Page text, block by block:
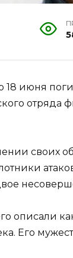
18 июня
своих
описали
Его